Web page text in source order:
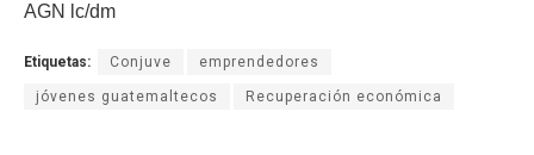
AGN lc/dm
Etiquetas: Conjuve emprendedores
jóvenes guatemaltecos Recuperación económica